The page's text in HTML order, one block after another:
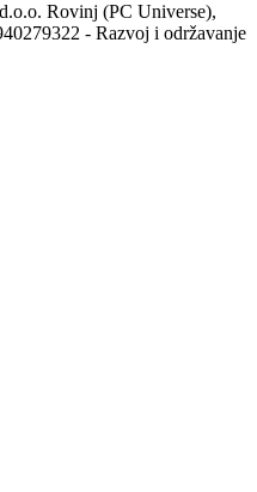
Rovinj (PC Universe),
- Razvoj i održavanje